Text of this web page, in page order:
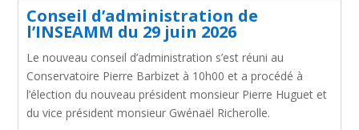
Conseil d’administration de
l’INSEAMM du 29 juin 2026
Le nouveau conseil d’administration s’est réuni au
Conservatoire Pierre Barbizet à 10h00 et a procédé à
l’élection du nouveau président monsieur Pierre Huguet et
du vice président monsieur Gwénaël Richerolle.